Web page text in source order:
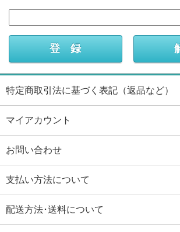
特定商取引法に基づく表記（返品など）
マイアカウント
お問い合わせ
支払い方法について
配送方法･送料について